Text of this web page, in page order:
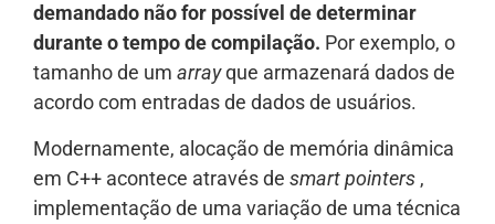
demandado não for possível de determinar
durante o tempo de compilação. Por exemplo, o
tamanho de um arrayque armazenará dados de
acordo com entradas de dados de usuários.
Modernamente, alocação de memória dinâmica
em C++ acontece através de smart pointers ,
implementação de uma variação de uma técnica